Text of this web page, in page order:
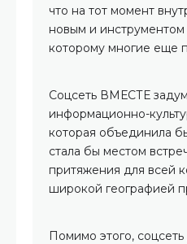
что на тот момент
новым и инструментом
которому многие еще
Соцсеть ВМЕСТЕ
информационно-
которая объединила
стала бы местом
притяжения для всей
широкой географией
Помимо этого,